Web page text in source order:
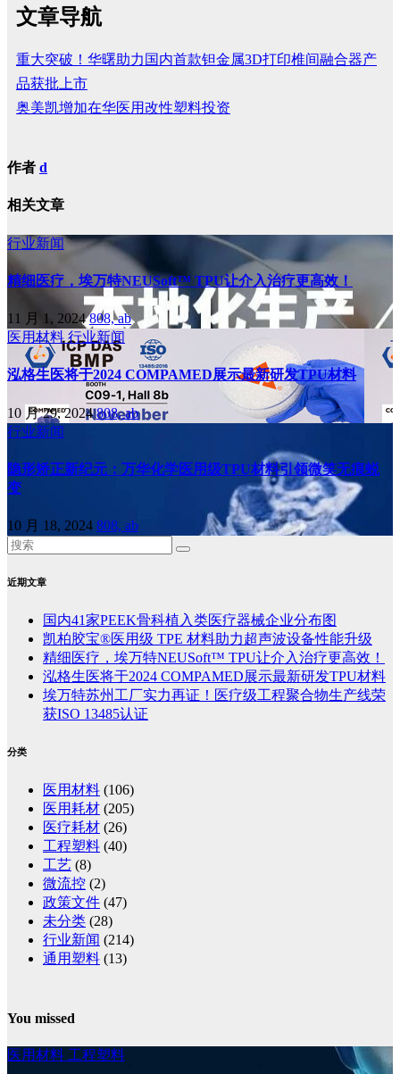
文章导航
重大突破！华曙助力国内首款钽金属3D打印椎间融合器产
品获批上市
奥美凯增加在华医用改性塑料投资
作者 d
相关文章
行业新闻
精细医疗，埃万特NEUSoft™ TPU让介入治疗更高效！
11 月 1, 2024808, ab
医用材料行业新闻
泓格生医将于2024 COMPAMED展示最新研发TPU材料
10 月 29, 2024808, ab
行业新闻
隐形矫正新纪元：万华化学医用级TPU材料引领微笑无痕蜕
变
10 月 18, 2024 808, ab
近期文章
国内41家PEEK骨科植入类医疗器械企业分布图
凯柏胶宝®医用级 TPE 材料助力超声波设备性能升级
精细医疗，埃万特NEUSoft™ TPU让介入治疗更高效！
泓格生医将于2024 COMPAMED展示最新研发TPU材料
埃万特苏州工厂实力再证！医疗级工程聚合物生产线荣
获ISO 13485认证
分类
医用材料 (106)
医用耗材 (205)
医疗耗材 (26)
工程塑料 (40)
工艺 (8)
微流控 (2)
政策文件 (47)
未分类 (28)
行业新闻 (214)
通用塑料 (13)
You missed
医用材料 工程塑料